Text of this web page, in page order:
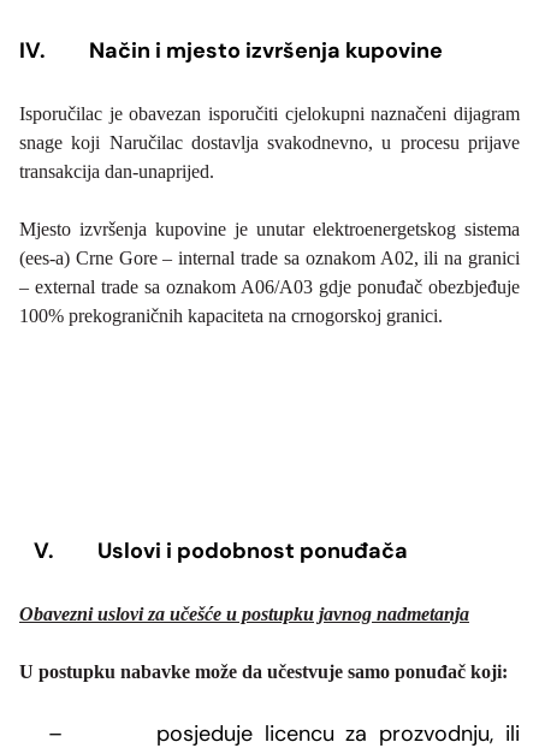
IV. Način i mjesto izvršenja kupovine
Isporučilac je obavezan isporučiti cjelokupni naznačeni dijagram
snage koji Naručilac dostavlja svakodnevno, u procesu prijave
transakcija dan-unaprijed.
Mjesto izvršenja kupovine je unutar elektroenergetskog sistema
(ees-a) Crne Gore – internal trade sa oznakom A02, ili na granici
– external trade sa oznakom A06/A03 gdje ponuđač obezbjeđuje
100% prekograničnih kapaciteta na crnogorskoj granici.
V. Uslovi i podobnost ponuđača
Obavezni uslovi za učešće u postupku javnog nadmetanja
U postupku nabavke može da učestvuje samo ponuđač koji:
–
posjeduje licencu za prozvodnju, ili